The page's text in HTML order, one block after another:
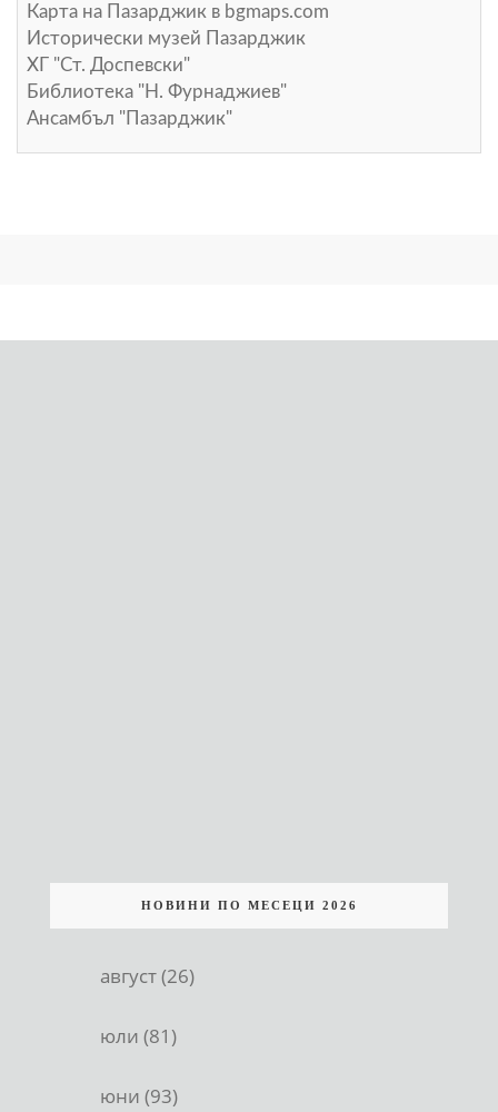
Карта на Пазарджик в bgmaps.com
Исторически музей Пазарджик
ХГ "Ст. Доспевски"
Библиотека "Н. Фурнаджиев"
Ансамбъл "Пазарджик"
НОВИНИ ПО МЕСЕЦИ 2026
август (26)
юли (81)
юни (93)